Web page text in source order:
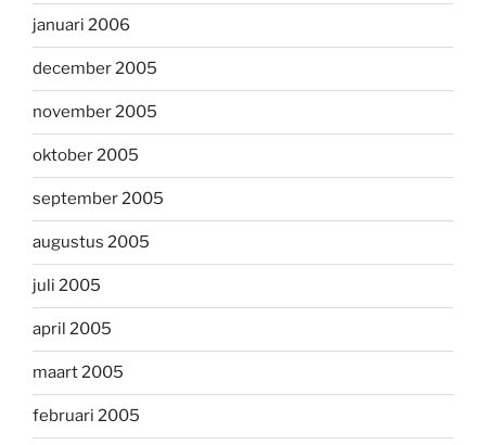
januari 2006
december 2005
november 2005
oktober 2005
september 2005
augustus 2005
juli 2005
april 2005
maart 2005
februari 2005